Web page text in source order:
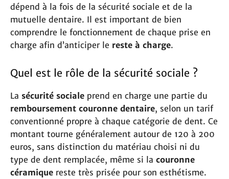
dépend à la fois de la sécurité sociale et de la
mutuelle dentaire. Il est important de bien
comprendre le fonctionnement de chaque prise en
charge afin d’anticiper le reste à charge.
Quel est le rôle de la sécurité sociale ?
La sécurité sociale prend en charge une partie du
remboursement couronne dentaire, selon un tarif
conventionné propre à chaque catégorie de dent. Ce
montant tourne généralement autour de 120 à 200
euros, sans distinction du matériau choisi ni du
type de dent remplacée, même si la couronne
céramique reste très prisée pour son esthétisme.